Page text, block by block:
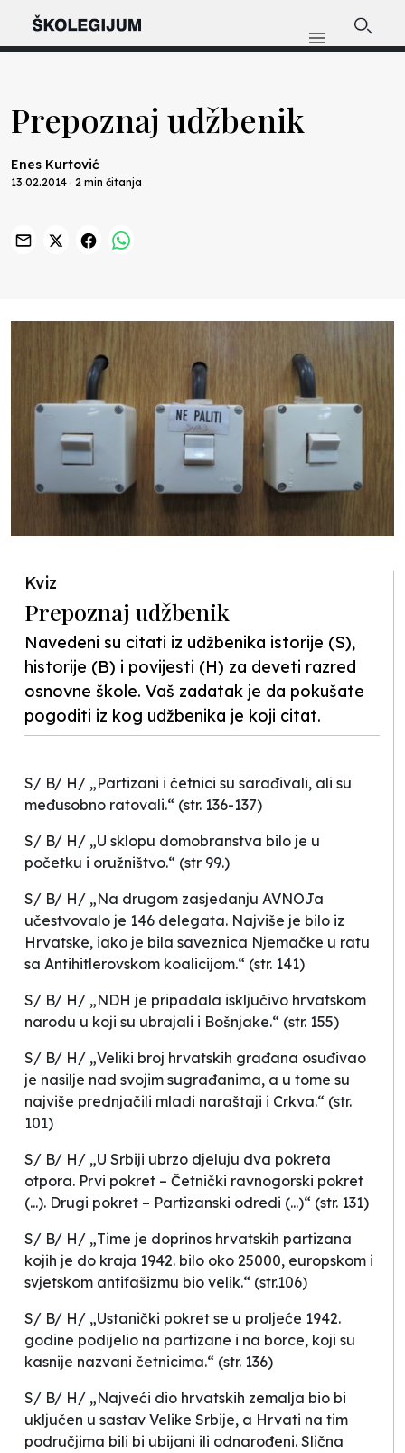
Prepoznaj udžbenik
Enes Kurtović
13.02.2014 · 2 min čitanja
Kviz
Prepoznaj udžbenik
Navedeni su citati iz udžbenika istorije (S),
historije (B) i povijesti (H) za deveti razred
osnovne škole. Vaš zadatak je da pokušate
pogoditi iz kog udžbenika je koji citat.
S/ B/ H/ „Partizani i četnici su sarađivali, ali su
međusobno ratovali.“ (str. 136-137)
S/ B/ H/ „U sklopu domobranstva bilo je u
početku i oružništvo.“ (str 99.)
S/ B/ H/ „Na drugom zasjedanju AVNOJa
učestvovalo je 146 delegata. Najviše je bilo iz
Hrvatske, iako je bila saveznica Njemačke u ratu
sa Antihitlerovskom koalicijom.“ (str. 141)
S/ B/ H/ „NDH je pripadala isključivo hrvatskom
narodu u koji su ubrajali i Bošnjake.“ (str. 155)
S/ B/ H/ „Veliki broj hrvatskih građana osuđivao
je nasilje nad svojim sugrađanima, a u tome su
najviše prednjačili mladi naraštaji i Crkva.“ (str.
101)
S/ B/ H/ „U Srbiji ubrzo djeluju dva pokreta
otpora. Prvi pokret – Četnički ravnogorski pokret
(...). Drugi pokret – Partizanski odredi (...)“ (str. 131)
S/ B/ H/ „Time je doprinos hrvatskih partizana
kojih je do kraja 1942. bilo oko 25000, europskom i
svjetskom antifašizmu bio velik.“ (str.106)
S/ B/ H/ „Ustanički pokret se u proljeće 1942.
godine podijelio na partizane i na borce, koji su
kasnije nazvani četnicima.“ (str. 136)
S/ B/ H/ „Najveći dio hrvatskih zemalja bio bi
uključen u sastav Velike Srbije, a Hrvati na tim
područjima bili bi ubijani ili odnarođeni. Slična